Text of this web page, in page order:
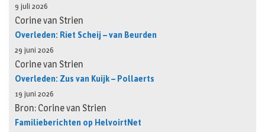
9 juli 2026
Corine van Strien
Overleden: Riet Scheij – van Beurden
29 juni 2026
Corine van Strien
Overleden: Zus van Kuijk – Pollaerts
19 juni 2026
Bron: Corine van Strien
Familieberichten op HelvoirtNet